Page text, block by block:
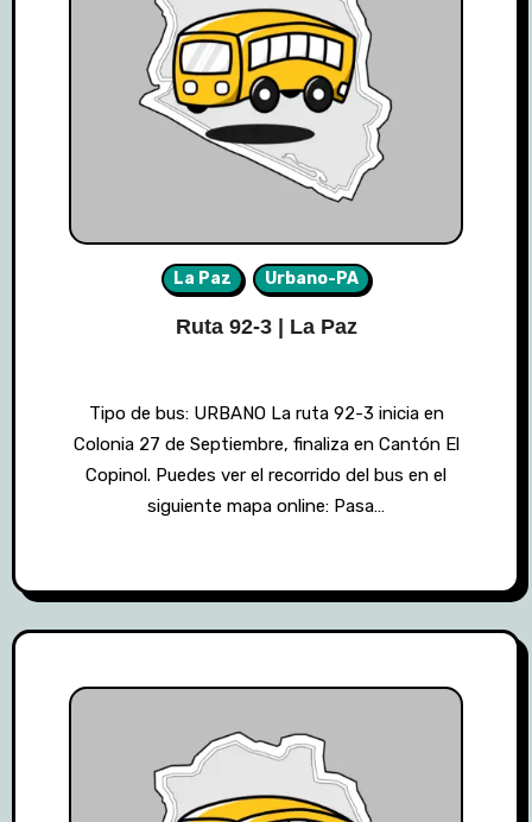
La Paz Urbano-PA
Ruta 92-3 | La Paz
Tipo de bus: URBANO La ruta 92-3 inicia en
Colonia 27 de Septiembre, finaliza en Cantón El
Copinol. Puedes ver el recorrido del bus en el
siguiente mapa online: Pasa…